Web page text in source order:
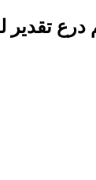
تقدير